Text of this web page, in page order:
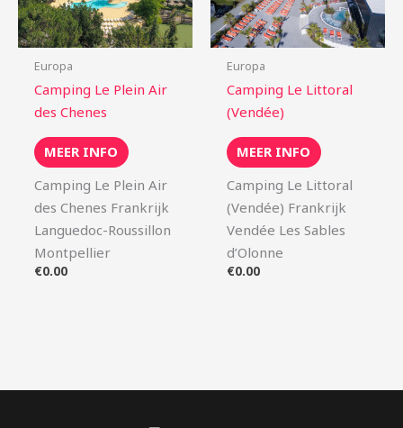
Europa
Camping Le Plein Air
des Chenes
MEER INFO
Camping Le Plein Air
des Chenes Frankrijk
Languedoc-Roussillon
Montpellier
€0.00
Europa
Camping Le Littoral
(Vendée)
MEER INFO
Camping Le Littoral
(Vendée) Frankrijk
Vendée Les Sables
d’Olonne
€0.00